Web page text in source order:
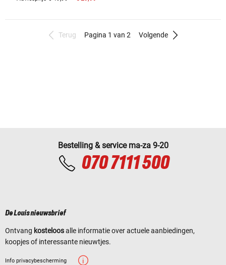
Terug Pagina 1 van 2 Volgende
Bestelling & service ma-za 9-20
070 7111 500
De Louis nieuwsbrief
Ontvang kosteloosalle informatie over actuele aanbiedingen,
koopjes of interessante nieuwtjes.
Info privacybescherming